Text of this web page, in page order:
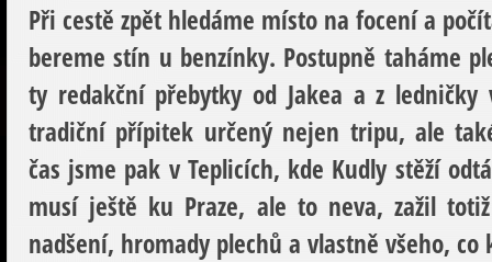
Při cestě zpět hledáme místo na focení a
bereme stín u benzínky. Postupně taháme
ty redakční přebytky od Jakea a z ledničky
tradiční přípitek určený nejen tripu, ale
čas jsme pak v Teplicích, kde Kudly stěží
musí ještě ku Praze, ale to neva, zažil
nadšení, hromady plechů a vlastně všeho,